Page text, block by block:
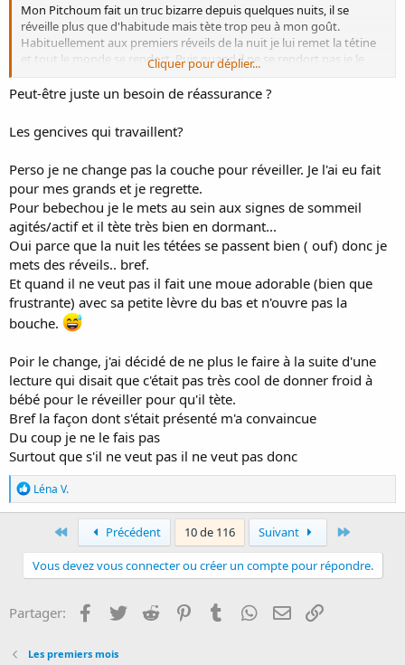
Mon Pitchoum fait un truc bizarre depuis quelques nuits, il se
réveille plus que d'habitude mais tète trop peu à mon goût.
Habituellement aux premiers réveils de la nuit je lui remet la tétine
et tout le monde se rendort. Puis quand il ne se rendort pas je le
Mais là il ne se rendort pas du tout avec la tétine, et quand je le
mets au sein il tète une minute ou deux max avant de lâcher le sein
(des fois endormi, des fois parfaitement réveillé). Je m'étonne qu'il
n'ait pas plus faim après 5/6h sans manger mais j'ai beau envoyer
hermétiquement fermée
Il accepte généralement d'être
recouché et se rendort.
Ça m'a un peu démoralisée car habituellement je me disais "soit je
dors bien, soit il se nourrit bien et stimule la lactation" mais là j'ai
l'impression que j'ai droit à aucun des deux.
Pour me destresser j'ai tiré un peu au petit tire-lait manuel ce matin.
Je ne sais pas quoi en penser, j'avoue.
Cliquer pour déplier...
Peut-être juste un besoin de réassurance ?
Les gencives qui travaillent?
Perso je ne change pas la couche pour réveiller. Je l'ai eu fait
pour mes grands et je regrette.
Pour bebechou je le mets au sein aux signes de sommeil
agités/actif et il tète très bien en dormant...
Oui parce que la nuit les tétées se passent bien ( ouf) donc je
mets des réveils.. bref.
Et quand il ne veut pas il fait une moue adorable (bien que
frustrante) avec sa petite lèvre du bas et n'ouvre pas la
bouche.
Poir le change, j'ai décidé de ne plus le faire à la suite d'une
lecture qui disait que c'était pas très cool de donner froid à
bébé pour le réveiller pour qu'il tète.
Bref la façon dont s'était présenté m'a convaincue
Du coup je ne le fais pas
Surtout que s'il ne veut pas il ne veut pas donc
R
é
a
i
o
:
Léna V.
Précédent 10 de 116 Suivant
Vous devez vous connecter ou créer un compte pour répondre.
Partager: Facebook
Twitter Reddit PinterestTumblr WhatsApp
E-mail
Les premiers mois